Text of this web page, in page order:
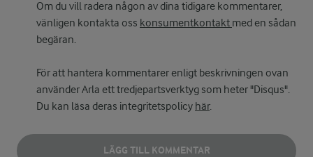
Om du vill radera någon av dina tidigare kommentarer,
vänligen kontakta oss konsumentkontakt med en sådan
begäran.
För att hantera kommentarer enligt beskrivningen ovan
använder Arla ett tredjepartsverktyg som heter "Disqus".
Du kan läsa deras integritetspolicy här.
LÄGG TILL KOMMENTAR